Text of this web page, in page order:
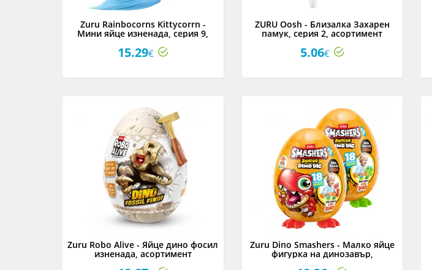
Zuru Rainbocorns Kittycorrn -
Мини яйце изненада, серия 9,
15.29€
ZURU Oosh - Близалка Захарен
памук, серия 2, асортимент
5.06€
Zuru Robo Alive - Яйце дино фосил
изненада, асортимент
Zuru Dino Smashers - Малко яйце
фигурка на динозавър,